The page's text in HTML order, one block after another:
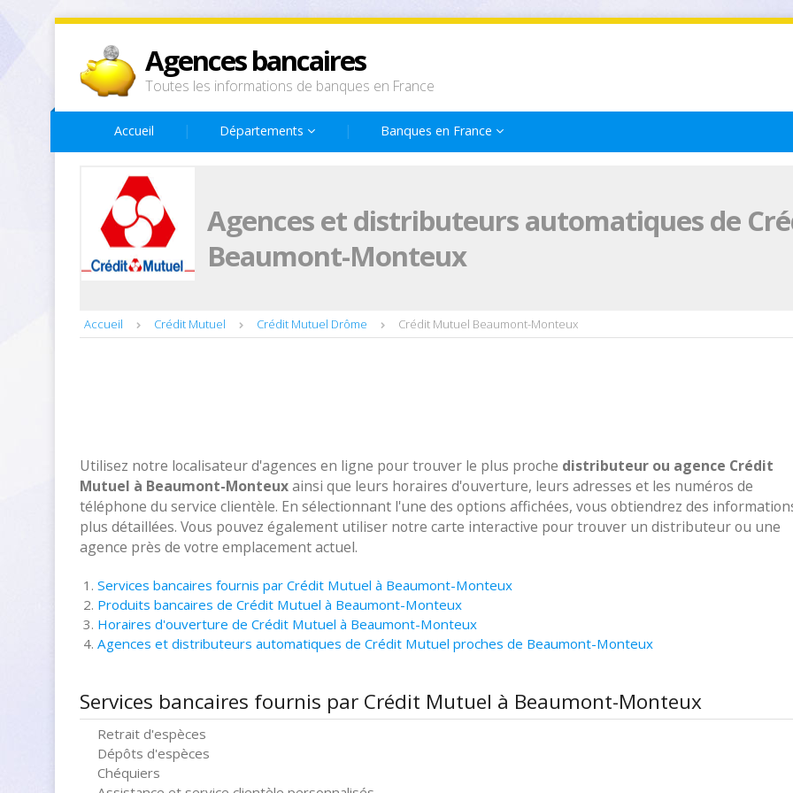
Agences bancaires
Toutes les informations de banques en France
Accueil Départements Banques en France
Agences et distributeurs automatiques de
Beaumont-Monteux
Accueil Crédit Mutuel Crédit Mutuel Drôme Crédit Mutuel Beaumont-Monteux
Utilisez notre localisateur d'agences en ligne pour trouver le plus proche distributeur ou agence Crédit
Mutuel à Beaumont-Monteuxainsi que leurs horaires d'ouverture, leurs adresses et les numéros de
téléphone du service clientèle. En sélectionnant l'une des options affichées, vous obtiendrez des
plus détaillées. Vous pouvez également utiliser notre carte interactive pour trouver un distributeur ou une
agence près de votre emplacement actuel.
Services bancaires fournis par Crédit Mutuel à Beaumont-Monteux
Produits bancaires de Crédit Mutuel à Beaumont-Monteux
Horaires d'ouverture de Crédit Mutuel à Beaumont-Monteux
Agences et distributeurs automatiques de Crédit Mutuel proches de Beaumont-Monteux
Services bancaires fournis par Crédit Mutuel à Beaumont-Monteux
Retrait d'espèces
Dépôts d'espèces
Chéquiers